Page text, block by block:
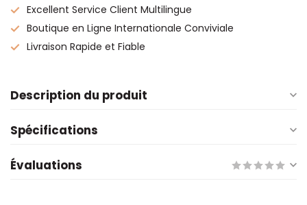
Excellent Service Client Multilingue
Boutique en Ligne Internationale Conviviale
Livraison Rapide et Fiable
Description du produit
Spécifications
Évaluations